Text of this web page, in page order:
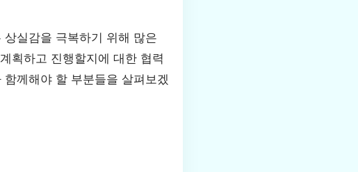
실감을 극복하기 위해 많은
획하고 진행할지에 대한 협력
께해야 할 부분들을 살펴보겠